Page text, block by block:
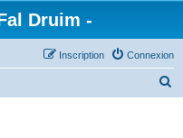
Druim -
Connexion
Inscription